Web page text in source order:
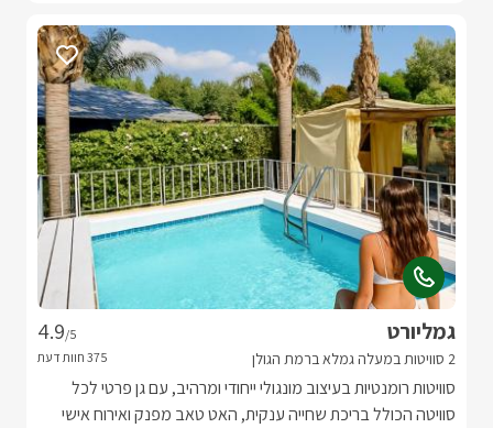
גמליורט
2 סוויטות במעלה גמלא ברמת הגולן
4.9/5
סוויטות רומנטיות בעיצוב מונגולי ייחודי ומרהיב, עם גן פרטי לכל
סוויטה הכולל בריכת שחייה ענקית, האט טאב מפנק ואירוח אישי